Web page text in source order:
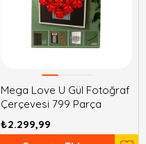
Mega Love U Gül Fotoğraf
Çerçevesi 799 Parça
₺2.299,99